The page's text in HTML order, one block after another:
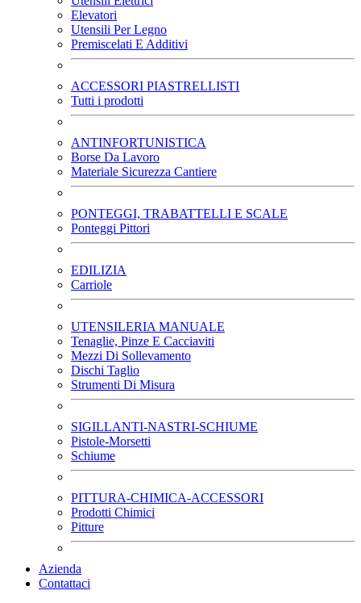
Elevatori
Utensili Per Legno
Premiscelati E Additivi
ACCESSORI PIASTRELLISTI
Tutti i prodotti
ANTINFORTUNISTICA
Borse Da Lavoro
Materiale Sicurezza Cantiere
PONTEGGI, TRABATTELLI E SCALE
Ponteggi Pittori
EDILIZIA
Carriole
UTENSILERIA MANUALE
Tenaglie, Pinze E Cacciaviti
Mezzi Di Sollevamento
Dischi Taglio
Strumenti Di Misura
SIGILLANTI-NASTRI-SCHIUME
Pistole-Morsetti
Schiume
PITTURA-CHIMICA-ACCESSORI
Prodotti Chimici
Pitture
Azienda
Contattaci